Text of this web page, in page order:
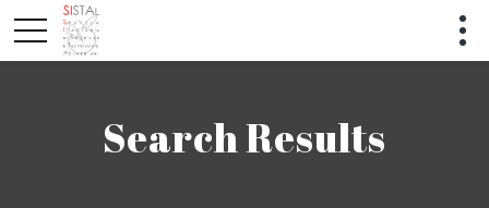
Search Results